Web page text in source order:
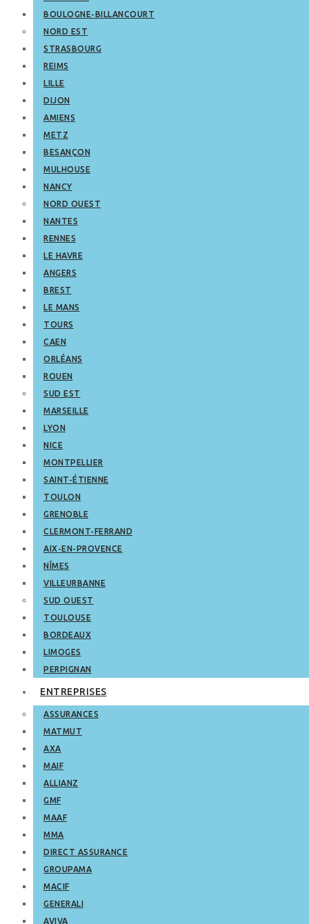
BOULOGNE-BILLANCOURT
NORD EST
STRASBOURG
REIMS
LILLE
DIJON
AMIENS
METZ
BESANÇON
MULHOUSE
NANCY
NORD OUEST
NANTES
RENNES
LE HAVRE
ANGERS
BREST
LE MANS
TOURS
CAEN
ORLÉANS
ROUEN
SUD EST
MARSEILLE
LYON
NICE
MONTPELLIER
SAINT-ÉTIENNE
TOULON
GRENOBLE
CLERMONT-FERRAND
AIX-EN-PROVENCE
NÎMES
VILLEURBANNE
SUD OUEST
TOULOUSE
BORDEAUX
LIMOGES
PERPIGNAN
ENTREPRISES
ASSURANCES
MATMUT
AXA
MAIF
ALLIANZ
GMF
MAAF
MMA
DIRECT ASSURANCE
GROUPAMA
MACIF
GENERALI
AVIVA